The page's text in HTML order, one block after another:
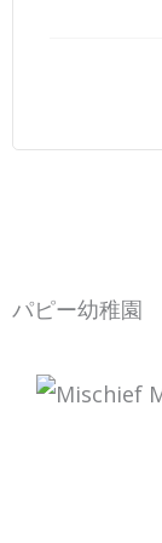
パピー幼稚園